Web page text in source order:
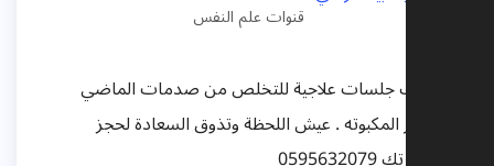
قنوات علم النفس
اقدم لك جلسات علاجية للتخلص من صدمات الماضي
والافكار المكبوته . عيش اللحظة وتذوق السعادة لحجز